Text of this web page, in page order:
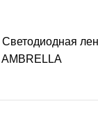
Светодиодная